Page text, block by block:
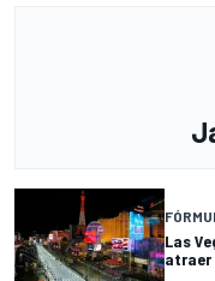
Las
atraer